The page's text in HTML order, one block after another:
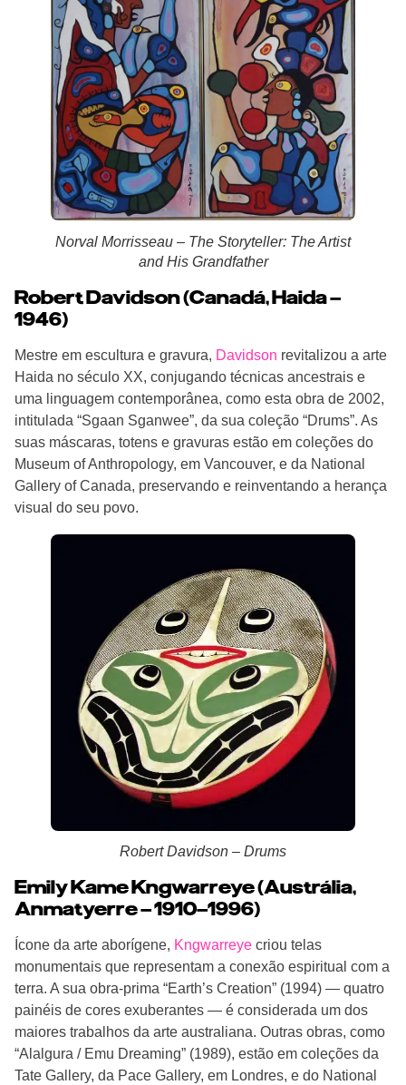
Norval Morrisseau – The Storyteller: The Artist
and His Grandfather
Robert Davidson (Canadá, Haida –
1946)
Mestre em escultura e gravura, Davidson revitalizou a arte
Haida no século XX, conjugando técnicas ancestrais e
uma linguagem contemporânea, como esta obra de 2002,
intitulada “Sgaan Sganwee”, da sua coleção “Drums”. As
suas máscaras, totens e gravuras estão em coleções do
Museum of Anthropology, em Vancouver, e da National
Gallery of Canada, preservando e reinventando a herança
visual do seu povo.
Robert Davidson – Drums
Emily Kame Kngwarreye (Austrália,
Anmatyerre – 1910–1996)
Ícone da arte aborígene, Kngwarreye criou telas
monumentais que representam a conexão espiritual com a
terra. A sua obra-prima “Earth’s Creation” (1994) — quatro
painéis de cores exuberantes — é considerada um dos
maiores trabalhos da arte australiana. Outras obras, como
“Alalgura / Emu Dreaming” (1989), estão em coleções da
Tate Gallery, da Pace Gallery, em Londres, e do National